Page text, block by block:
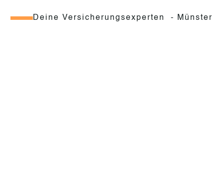
Deine Versicherungsexperten - Münster